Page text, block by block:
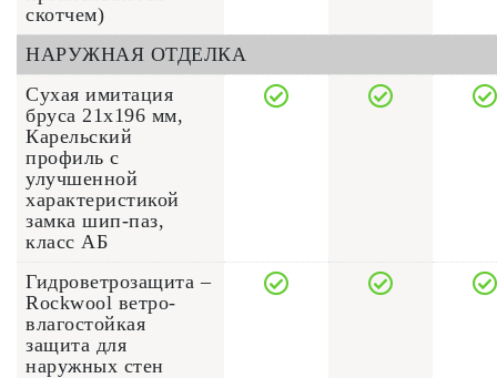
скотчем)
НАРУЖНАЯ ОТДЕЛКА
Сухая имитация
бруса 21х196 мм,
Карельский
профиль с
улучшенной
характеристикой
замка шип-паз,
класс АБ
Гидроветрозащита –
Rockwool ветро-
влагостойкая
защита для
наружных стен